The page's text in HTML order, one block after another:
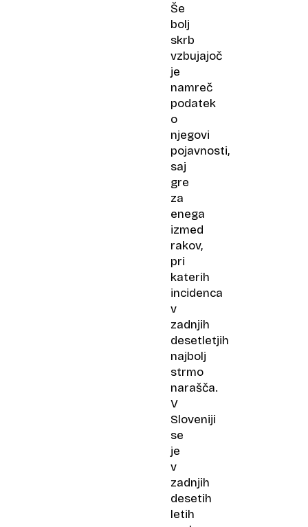
Še
bolj
skrb
vzbujajoč
je
namreč
podatek
o
njegovi
pojavnosti,
saj
gre
za
enega
izmed
rakov,
pri
katerih
incidenca
v
zadnjih
desetletjih
najbolj
strmo
narašča.
V
Sloveniji
se
je
v
zadnjih
desetih
letih